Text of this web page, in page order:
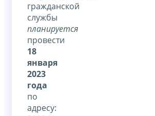
гражданской
службы
планируется
провести
18
января
2023
года
по
адресу: